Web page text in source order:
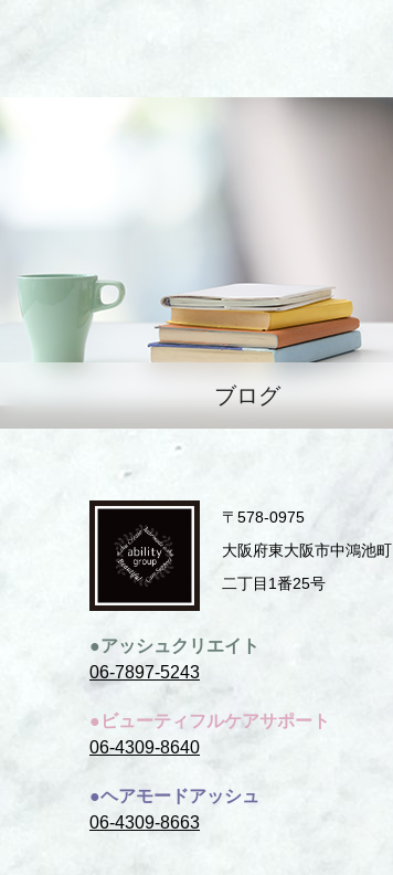
ブログ
〒578-0975
⼤阪府東⼤阪市中鴻池町
⼆丁⽬1番25号
●アッシュクリエイト
06-7897-5243
●ビューティフルケアサポート
06-4309-8640
●ヘアモードアッシュ
06-4309-8663